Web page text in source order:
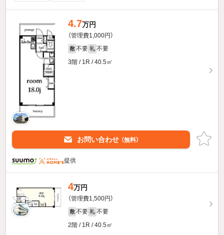
4.7万円
（管理費1,000円）
敷 不要 礼 不要
3階 / 1R / 40.5㎡
お問い合わせ （無料）
提供
4万円
（管理費1,500円）
敷 不要 礼 不要
2階 / 1R / 40.5㎡